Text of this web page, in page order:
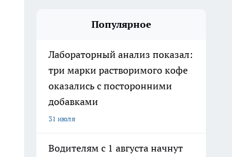
Популярное
Лабораторный анализ показал:
три марки растворимого кофе
оказались с посторонними
добавками
31 июля
Водителям с 1 августа начнут